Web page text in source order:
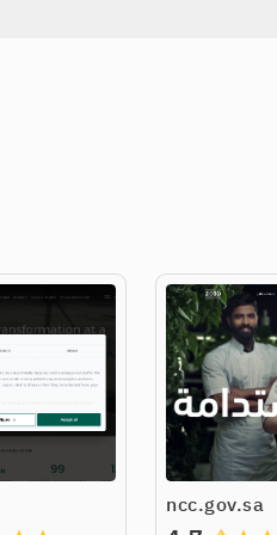
ncc.gov.sa